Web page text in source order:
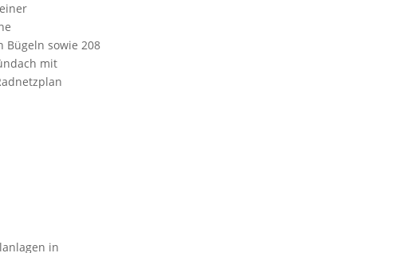
Bügeln sowie 208
mit
in